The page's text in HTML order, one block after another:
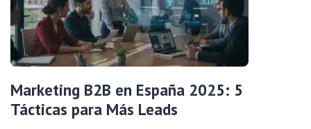
Marketing B2B en España 2025: 5
Tácticas para Más Leads